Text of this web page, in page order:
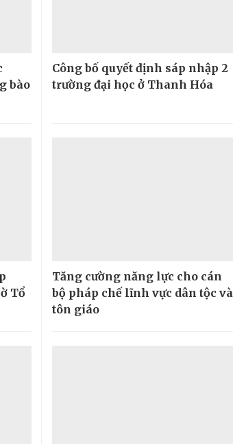
bào
Công bố quyết định sáp nhập 2
trường đại học ở Thanh Hóa
Tổ
Tăng cường năng lực cho cán
bộ pháp chế lĩnh vực dân tộc và
tôn giáo